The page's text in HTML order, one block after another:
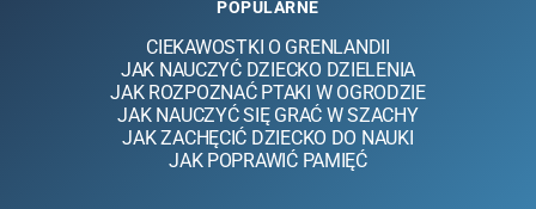
ROZWIĄŻ
POPULARNE
CIEKAWOSTKI O GRENLANDII
JAK NAUCZYĆ DZIECKO DZIELENIA
JAK ROZPOZNAĆ PTAKI W OGRODZIE
JAK NAUCZYĆ SIĘ GRAĆ W SZACHY
JAK ZACHĘCIĆ DZIECKO DO NAUKI
JAK POPRAWIĆ PAMIĘĆ